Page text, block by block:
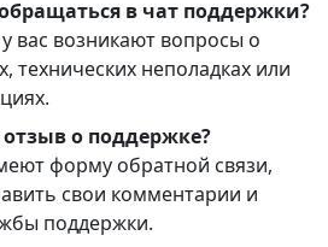
в чат поддержки?
вас возникают вопросы о
технических неполадках или
о поддержке?
форму обратной связи,
свои комментарии и
поддержки.